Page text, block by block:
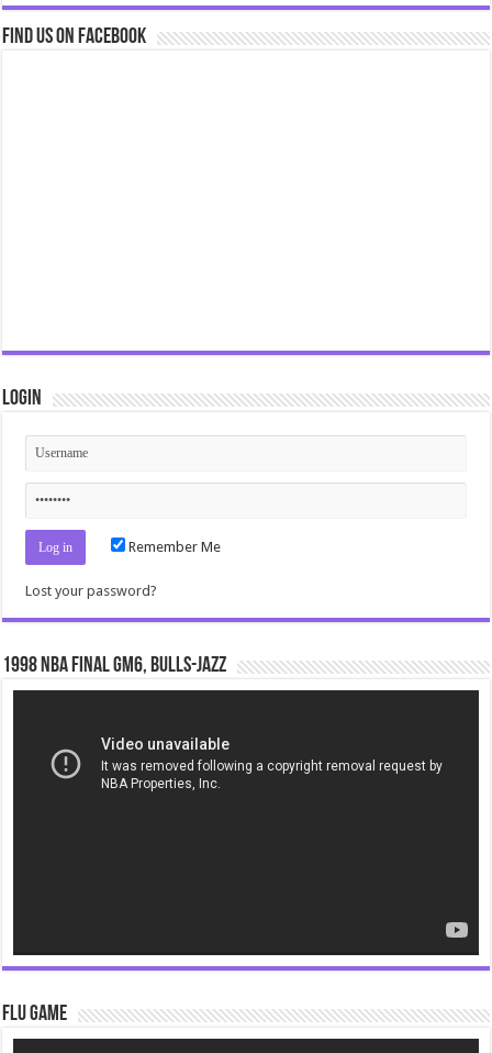
Find us on Facebook
Login
Remember Me
Lost your password?
1998 NBA Final gm6, Bulls-Jazz
Flu Game